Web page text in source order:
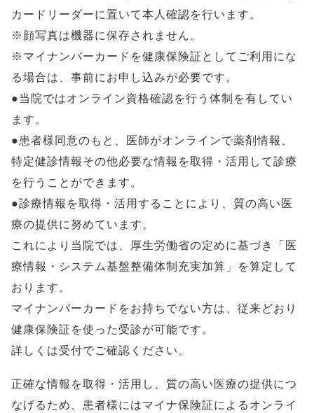
カードリーダーに置いて本人確認を行います。
※顔写真は機器に保存されません。
※マイナンバーカードを健康保険証としてご利用にな
る場合は、事前にお申し込みが必要です。
●当院ではオンライン資格確認を行う体制を有してい
ます。
●患者様同意のもと、医師がオンラインで薬剤情報、
特定健診情報その他必要な情報を取得・活用して診療
を行うことができます。
●診療情報を取得・活用することにより、質の高い医
療の提供に努めています。
これにより当院では、厚生労働省の定めに基づき「医
療情報・システム基盤整備体制充実加算」を算定して
おります。
マイナンバーカードをお持ちでない方は、従来どおり
健康保険証を使った受診が可能です。
詳しくは受付でご確認ください。
正確な情報を取得・活用し、質の高い医療の提供につ
なげるため、患者様にはマイナ保険証によるオンライ